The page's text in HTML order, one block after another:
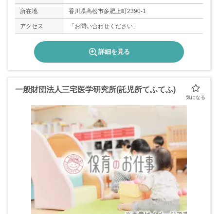
所在地 香川県高松市多肥上町2390-1
アクセス 「お問い合わせください」
詳細を見る
一般財団法人三宅医学研究所(託児所てふてふ)